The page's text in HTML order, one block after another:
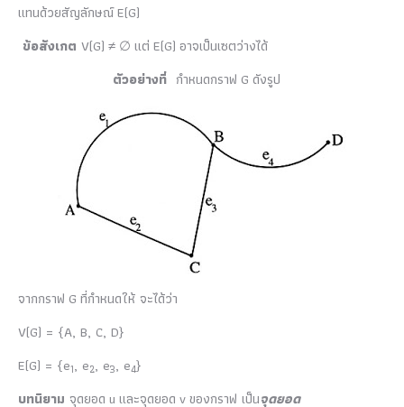
แทนด้วยสัญลักษณ์ E(G)
ข้อสังเกต V(G) ≠ ∅ แต่ E(G) อาจเป็นเซตว่างได้
ตัวอย่างที่ กำหนดกราฟ G ดังรูป
จากกราฟ G ที่กำหนดให้ จะได้ว่า
V(G) = {A, B, C, D}
E(G) = {e1, e2, e3, e4}
บทนิยาม จุดยอด u และจุดยอด v ของกราฟ เป็นจุดยอด